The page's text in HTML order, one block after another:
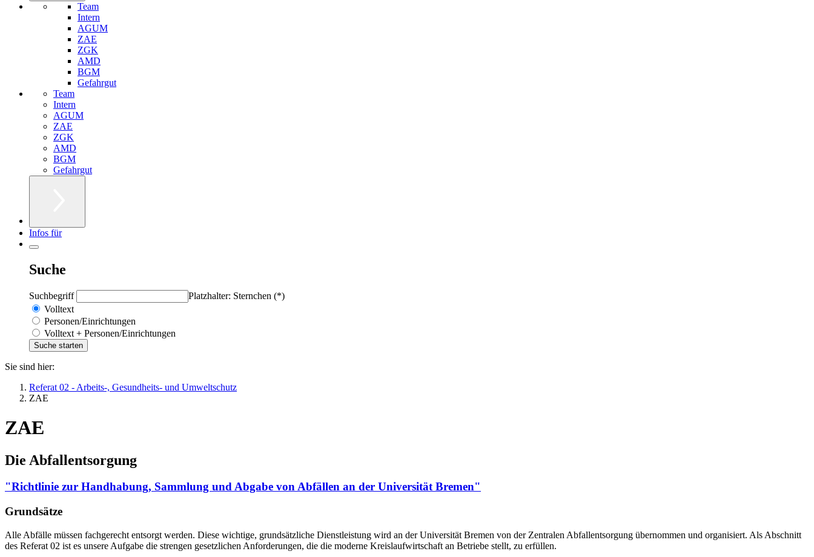
Team
Intern
AGUM
ZAE
ZGK
AMD
BGM
Gefahrgut
Team
Intern
AGUM
ZAE
ZGK
AMD
BGM
Gefahrgut
Infos für
Suche
Suchbegriff
Platzhalter: Sternchen (*)
Volltext
Personen/Einrichtungen
Volltext + Personen/Einrichtungen
Sie sind hier:
Referat 02 - Arbeits-, Gesundheits- und Umweltschutz
ZAE
ZAE
Die Abfallentsorgung
"Richtlinie zur Handhabung, Sammlung und Abgabe von Abfällen an der Universität Bremen"
Grundsätze
Alle Abfälle müssen fachgerecht entsorgt werden. Diese wichtige, grundsätzliche Dienstleistung wird an der Universität Bremen von der Zentralen Abfallentsorgung übernommen und organisiert. Als Abschnitt
des Referat 02 ist es unsere Aufgabe die strengen gesetzlichen Anforderungen, die die moderne Kreislaufwirtschaft an Betriebe stellt, zu erfüllen.